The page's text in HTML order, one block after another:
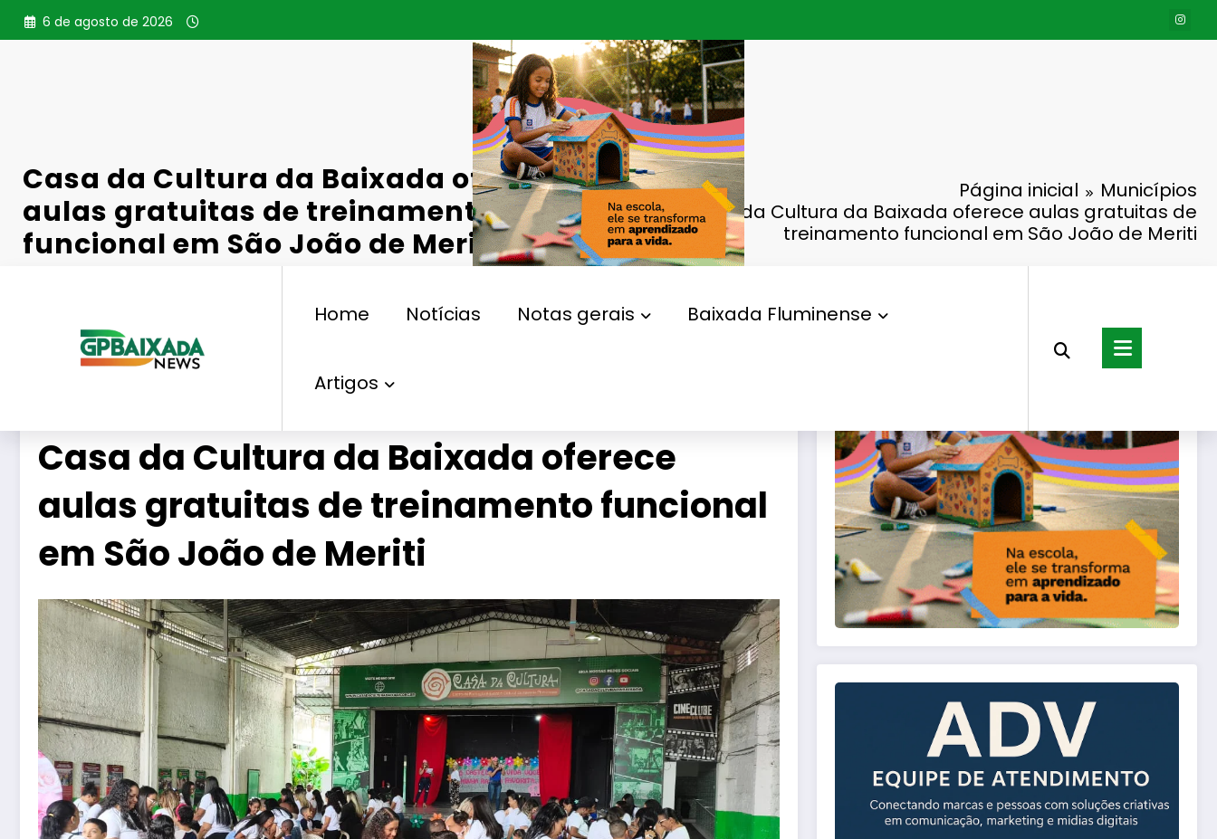
Pular
para
6 de agosto de 2026
Home Notícias Notas gerais Baixada Fluminense
Artigos
Casa da Cultura da Baixada oferece
aulas gratuitas de treinamento
funcional em São João de Meriti
Página inicial
Municípios
Casa da Cultura da Baixada oferece aulas gratuitas de
treinamento funcional em São João de Meriti
Municípios Aulas Gratuitas
12 De Maio De 2026
Casa da Cultura da Baixada oferece
aulas gratuitas de treinamento funcional
em São João de Meriti